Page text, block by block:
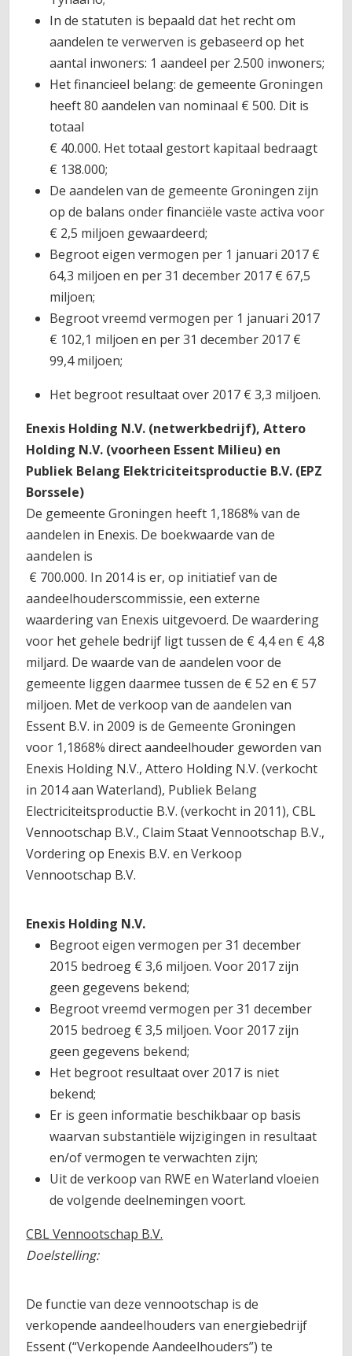
In de statuten is bepaald dat het recht om
aandelen te verwerven is gebaseerd op het
aantal inwoners: 1 aandeel per 2.500 inwoners;
Het financieel belang: de gemeente Groningen
heeft 80 aandelen van nominaal € 500. Dit is
totaal
€ 40.000. Het totaal gestort kapitaal bedraagt
€ 138.000;
De aandelen van de gemeente Groningen zijn
op de balans onder financiële vaste activa voor
€ 2,5 miljoen gewaardeerd;
Begroot eigen vermogen per 1 januari 2017 €
64,3 miljoen en per 31 december 2017 € 67,5
miljoen;
Begroot vreemd vermogen per 1 januari 2017
€ 102,1 miljoen en per 31 december 2017 €
99,4 miljoen;
Het begroot resultaat over 2017 € 3,3 miljoen.
Enexis Holding N.V. (netwerkbedrijf), Attero
Holding N.V. (voorheen Essent Milieu) en
Publiek Belang Elektriciteitsproductie B.V. (EPZ
Borssele)
De gemeente Groningen heeft 1,1868% van de
aandelen in Enexis. De boekwaarde van de
aandelen is
€ 700.000. In 2014 is er, op initiatief van de
aandeelhouderscommissie, een externe
waardering van Enexis uitgevoerd. De waardering
voor het gehele bedrijf ligt tussen de € 4,4 en € 4,8
miljard. De waarde van de aandelen voor de
gemeente liggen daarmee tussen de € 52 en € 57
miljoen. Met de verkoop van de aandelen van
Essent B.V. in 2009 is de Gemeente Groningen
voor 1,1868% direct aandeelhouder geworden van
Enexis Holding N.V., Attero Holding N.V. (verkocht
in 2014 aan Waterland), Publiek Belang
Electriciteitsproductie B.V. (verkocht in 2011), CBL
Vennootschap B.V., Claim Staat Vennootschap B.V.,
Vordering op Enexis B.V. en Verkoop
Vennootschap B.V.
Enexis Holding N.V.
Begroot eigen vermogen per 31 december
2015 bedroeg € 3,6 miljoen. Voor 2017 zijn
geen gegevens bekend;
Begroot vreemd vermogen per 31 december
2015 bedroeg € 3,5 miljoen. Voor 2017 zijn
geen gegevens bekend;
Het begroot resultaat over 2017 is niet
bekend;
Er is geen informatie beschikbaar op basis
waarvan substantiële wijzigingen in resultaat
en/of vermogen te verwachten zijn;
Uit de verkoop van RWE en Waterland vloeien
de volgende deelnemingen voort.
CBL Vennootschap B.V.
Doelstelling:
De functie van deze vennootschap is de
verkopende aandeelhouders van energiebedrijf
Essent (“Verkopende Aandeelhouders”) te